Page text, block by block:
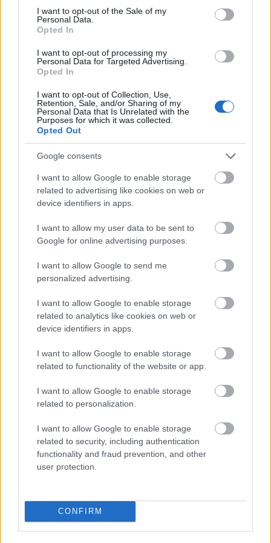
consent section.
I want to opt-out of the Sale of my
Personal Data.
Opted In
I want to opt-out of processing my
Personal Data for Targeted Advertising.
Opted In
I want to opt-out of Collection, Use,
Retention, Sale, and/or Sharing of my
Personal Data that Is Unrelated with the
Purposes for which it was collected.
Opted Out
Google consents
I want to allow Google to enable storage
related to advertising like cookies on web or
device identifiers in apps.
I want to allow my user data to be sent to
Google for online advertising purposes.
I want to allow Google to send me
personalized advertising.
I want to allow Google to enable storage
related to analytics like cookies on web or
device identifiers in apps.
I want to allow Google to enable storage
related to functionality of the website or app.
I want to allow Google to enable storage
related to personalization.
I want to allow Google to enable storage
related to security, including authentication
functionality and fraud prevention, and other
user protection.
CONFIRM
Két éve jelent meg a MODE CD Box
A kétezres évek első évtizedének kiadványbősége
után - a Columbia Records-hoz történő csatlakozást
követően - az elmúlt 10 év nem kényeztet el minket
új kiadó nosztalgiazenekarként kezeli a DM-et,
többek között ezért sincsenek már remixlemezek,…
35 éves a Black Celebration! 10.